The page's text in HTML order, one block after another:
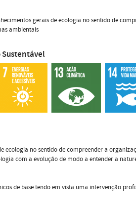
gerais de ecologia no sentido de
ambientais
ecologia no sentido de compreender a
com a evolução de modo a entender a
de base tendo em vista uma intervenção